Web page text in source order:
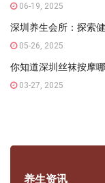
06-19, 2025
深圳养生会所：探索
05-26, 2025
你知道深圳丝袜按摩
03-27, 2025
养生资讯